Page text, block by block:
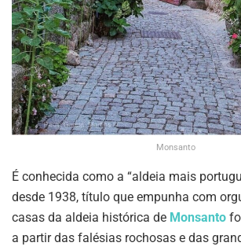
Monsanto
É conhecida como a “aldeia mais
desde 1938, título que empunha com
casas da aldeia histórica de Monsanto
a partir das falésias rochosas e das